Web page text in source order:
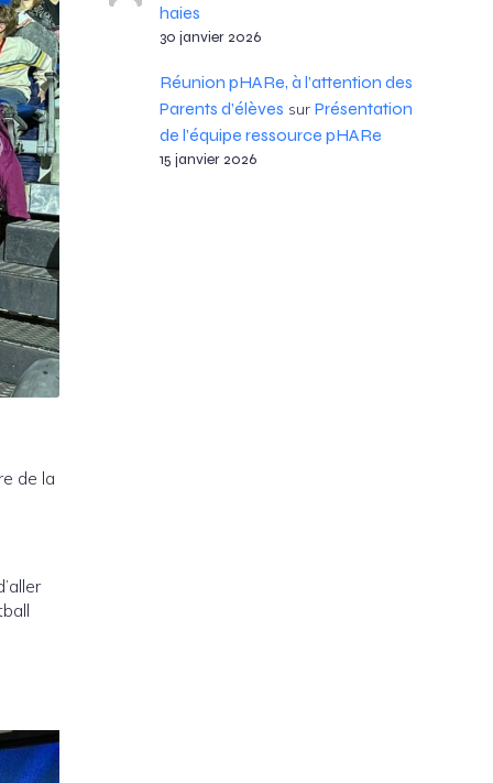
de la
haies
30 janvier 2026
Réunion pHARe, à l’attention des
Parents d’élèves sur Présentation
de l’équipe ressource pHARe
15 janvier 2026